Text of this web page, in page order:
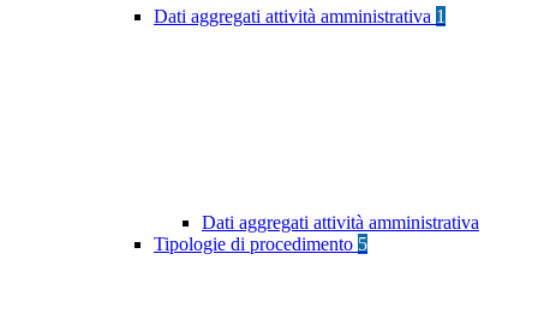
Dati aggregati attività amministrativa 1
Dati aggregati attività amministrativa
Tipologie di procedimento 5